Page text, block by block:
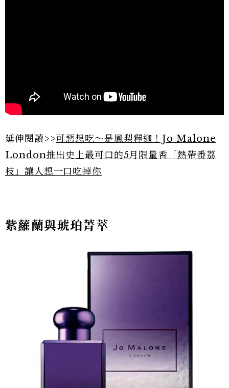
延伸閱讀>>可惡想吃～是鳳梨釋迦！Jo Malone
London推出史上最可口的5月限量香「熱帶番荔
枝」讓人想一口吃掉你
紫蘿蘭與琥珀菁萃